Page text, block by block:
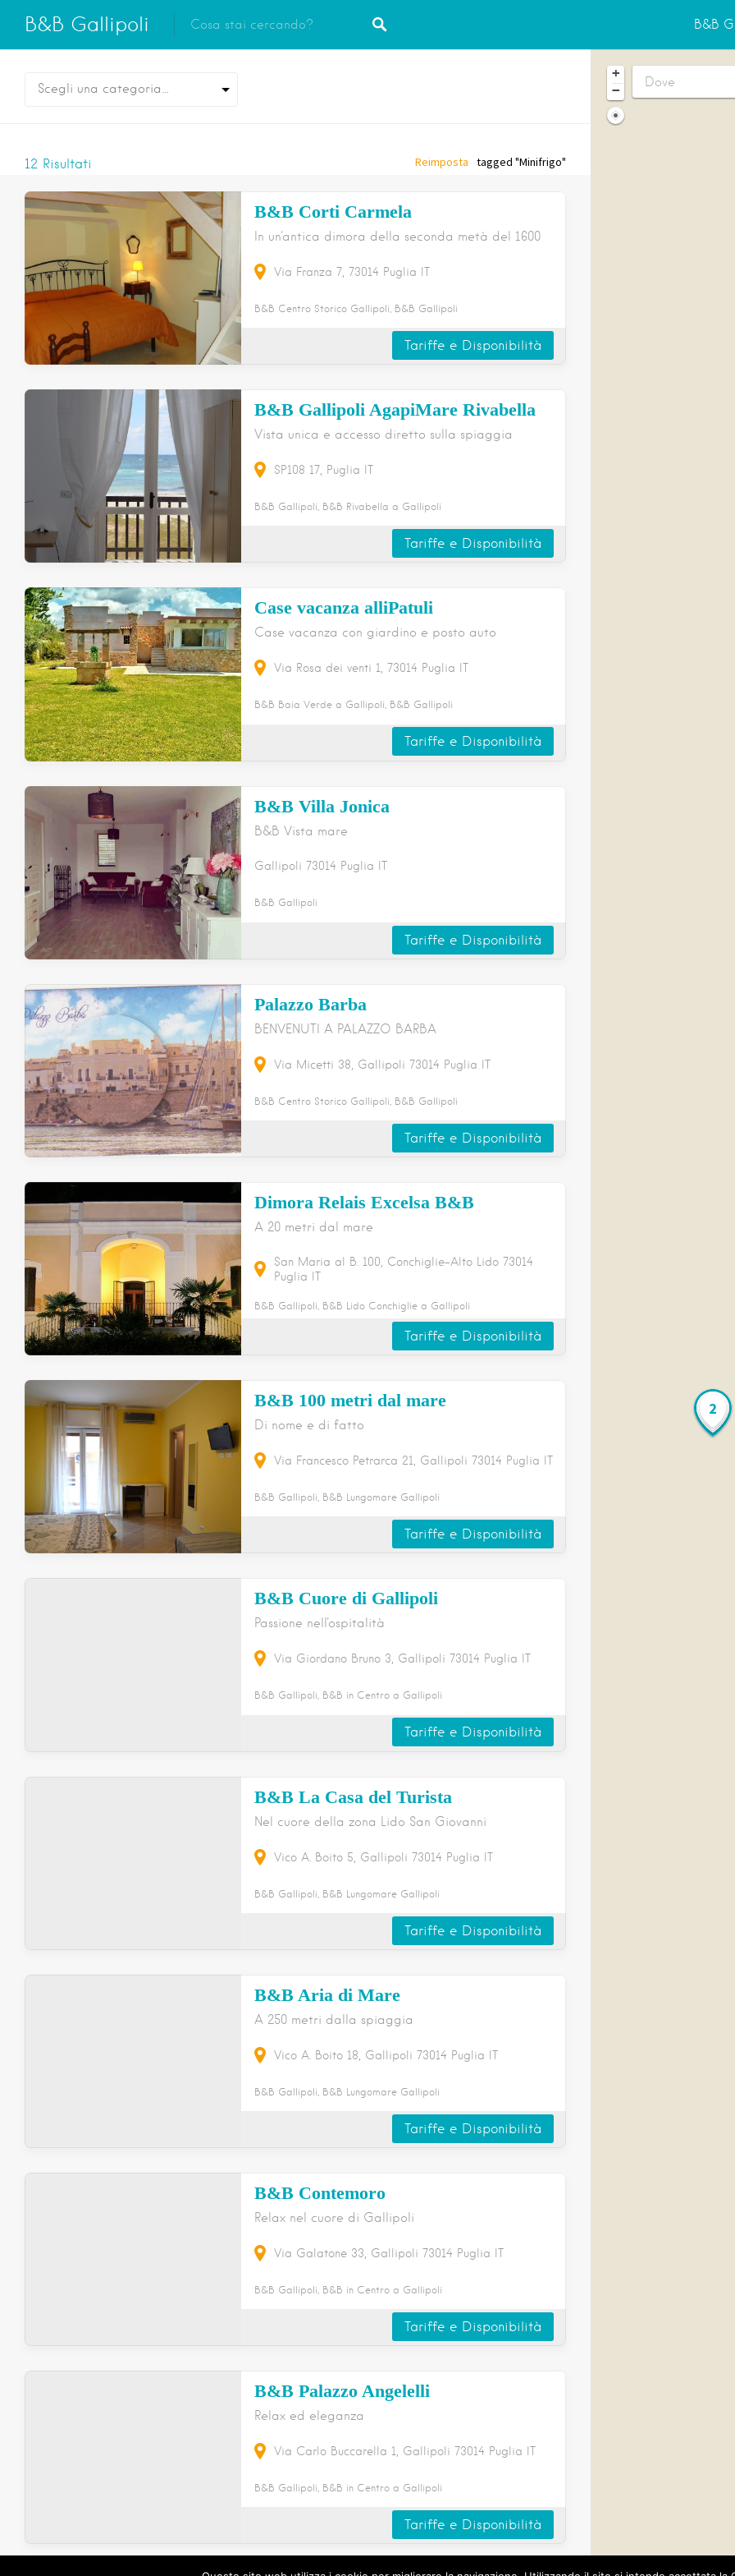
B&B Gallipoli B&B
Scegli una categoria…
12 Risultati tagged "Minifrigo"
Reimposta
B&B Corti Carmela
In un'antica dimora della seconda metà del 1600
B&B Centro Storico Gallipoli, B&B Gallipoli
Via Franza 7 73014 Puglia IT
Tariffe e Disponibilità
B&B Gallipoli AgapiMare Rivabella
Vista unica e accesso diretto sulla spiaggia
B&B Gallipoli, B&B Rivabella a Gallipoli
SP108 17 Puglia IT
Tariffe e Disponibilità
Case vacanza alliPatuli
Case vacanza con giardino e posto auto
B&B Baia Verde a Gallipoli, B&B Gallipoli
Via Rosa dei venti 1 73014 Puglia IT
Tariffe e Disponibilità
B&B Villa Jonica
B&B Vista mare
B&B Gallipoli
Gallipoli 73014 Puglia IT
Tariffe e Disponibilità
Palazzo Barba
BENVENUTI A PALAZZO BARBA
B&B Centro Storico Gallipoli, B&B Gallipoli
Via Micetti 38 Gallipoli 73014 Puglia IT
Tariffe e Disponibilità
Dimora Relais Excelsa B&B
A 20 metri dal mare
B&B Gallipoli, B&B Lido Conchiglie a Gallipoli
San Maria al B. 100 Conchiglie-Alto Lido 73014
Puglia
IT
Tariffe e Disponibilità
B&B 100 metri dal mare
Di nome e di fatto
B&B Gallipoli, B&B Lungomare Gallipoli
Via Francesco Petrarca 21 Gallipoli 73014 Puglia IT
Tariffe e Disponibilità
B&B Cuore di Gallipoli
Passione nell'ospitalità
B&B Gallipoli, B&B in Centro a Gallipoli
Via Giordano Bruno 3 Gallipoli 73014 Puglia IT
Tariffe e Disponibilità
B&B La Casa del Turista
Nel cuore della zona Lido San Giovanni
B&B Gallipoli, B&B Lungomare Gallipoli
Vico A. Boito 5 Gallipoli 73014 Puglia IT
Tariffe e Disponibilità
B&B Aria di Mare
A 250 metri dalla spiaggia
B&B Gallipoli, B&B Lungomare Gallipoli
Vico A. Boito 18 Gallipoli 73014 Puglia IT
Tariffe e Disponibilità
B&B Contemoro
Relax nel cuore di Gallipoli
B&B Gallipoli, B&B in Centro a Gallipoli
Via Galatone 33 Gallipoli 73014 Puglia IT
Tariffe e Disponibilità
B&B Palazzo Angelelli
Relax ed eleganza
B&B Gallipoli, B&B in Centro a Gallipoli
Via Carlo Buccarella 1 Gallipoli 73014 Puglia IT
Tariffe e Disponibilità
2
+
−